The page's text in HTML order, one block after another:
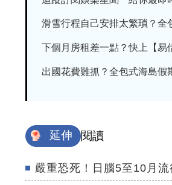
滑雪行程自己安排太繁瑣？全
下個月房租差一點？快上【易
出國花費難抓？全包式海島假
延伸 閱讀
嚴重恐死！日腦5至10月